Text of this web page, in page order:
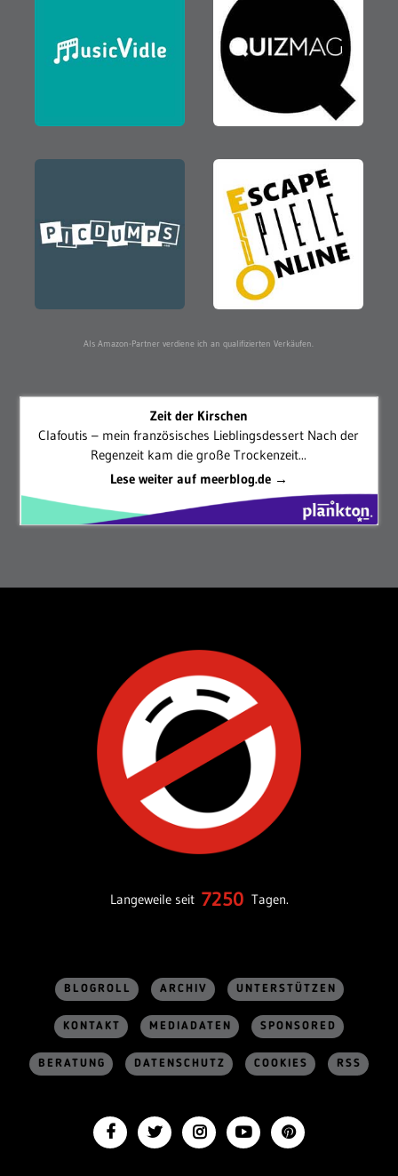
Als Amazon-Partner verdiene ich an qualifizierten Verkäufen.
Zeit der Kirschen
Clafoutis – mein französisches Lieblingsdessert Nach der
Regenzeit kam die große Trockenzeit...
Lese weiter auf meerblog.de →
Langeweile seit 7250 Tagen.
BLOGROLL ARCHIV UNTERSTÜTZEN
KONTAKT MEDIADATEN SPONSORED
BERATUNG DATENSCHUTZ COOKIES RSS